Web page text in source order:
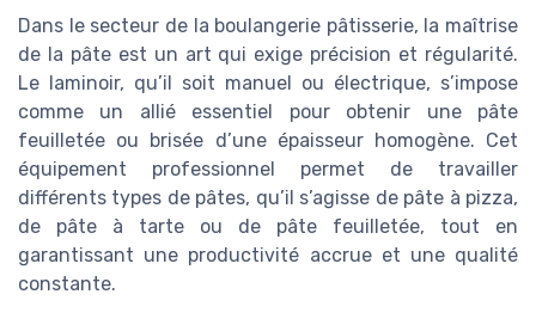
Dans le secteur de la boulangerie pâtisserie, la maîtrise
de la pâte est un art qui exige précision et régularité.
Le laminoir, qu’il soit manuel ou électrique, s’impose
comme un allié essentiel pour obtenir une pâte
feuilletée ou brisée d’une épaisseur homogène. Cet
équipement professionnel permet de travailler
différents types de pâtes, qu’il s’agisse de pâte à pizza,
de pâte à tarte ou de pâte feuilletée, tout en
garantissant une productivité accrue et une qualité
constante.